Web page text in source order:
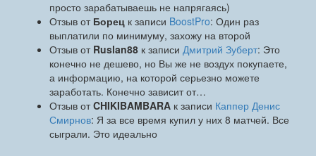
просто зарабатываешь не напрягаясь)
Отзыв от Борец к записи BoostPro: Один раз
выплатили по минимуму, захожу на второй
Отзыв от Ruslan88 к записи Дмитрий Зуберт: Это
конечно не дешево, но Вы же не воздух покупаете,
а информацию, на которой серьезно можете
заработать. Конечно зависит от…
Отзыв отCHIKIBAMBARA к записи Каппер Денис
Смирнов: Я за все время купил у них 8 матчей. Все
сыграли. Это идеально